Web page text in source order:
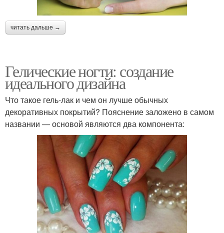
читать дальше →
Гелические ногти: создание
идеального дизайна
Что такое гель-лак и чем он лучше обычных
декоративных покрытий? Пояснение заложено в самом
названии — основой являются два компонента: